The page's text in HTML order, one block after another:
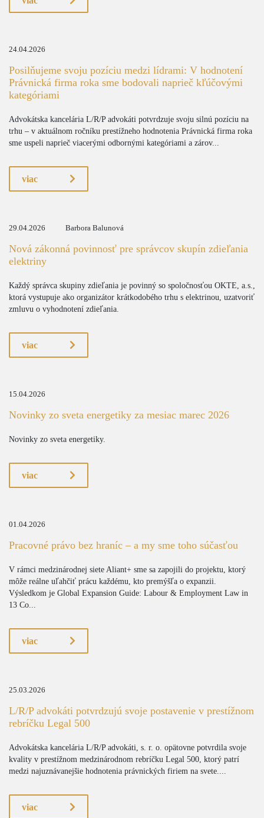
24.04.2026
Posilňujeme svoju pozíciu medzi lídrami: V hodnotení
Právnická firma roka sme bodovali naprieč kľúčovými
kategóriami
Advokátska kancelária L/R/P advokáti potvrdzuje svoju silnú pozíciu na
trhu – v aktuálnom ročníku prestížneho hodnotenia Právnická firma roka
sme uspeli naprieč viacerými odbornými kategóriami a zárov...
viac
29.04.2026 Barbora Balunová
Nová zákonná povinnosť pre správcov skupín zdieľania
elektriny
Každý správca skupiny zdieľania je povinný so spoločnosťou OKTE, a.s.,
ktorá vystupuje ako organizátor krátkodobého trhu s elektrinou, uzatvoriť
zmluvu o vyhodnotení zdieľania.
viac
15.04.2026
Novinky zo sveta energetiky za mesiac marec 2026
Novinky zo sveta energetiky.
viac
01.04.2026
Pracovné právo bez hraníc – a my sme toho súčasťou
V rámci medzinárodnej siete Aliant+ sme sa zapojili do projektu, ktorý
môže reálne uľahčiť prácu každému, kto premýšľa o expanzii.
Výsledkom je Global Expansion Guide: Labour & Employment Law in
13 Co...
viac
25.03.2026
L/R/P advokáti potvrdzujú svoje postavenie v prestížnom
rebríčku Legal 500
Advokátska kancelária L/R/P advokáti, s. r. o. opätovne potvrdila svoje
kvality v prestížnom medzinárodnom rebríčku Legal 500, ktorý patrí
medzi najuznávanejšie hodnotenia právnických firiem na svete....
viac